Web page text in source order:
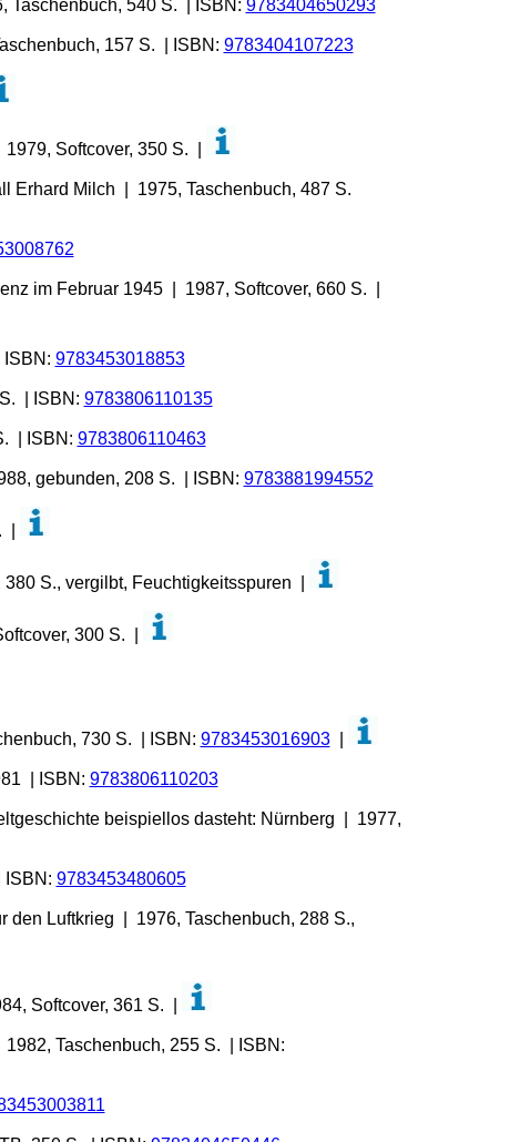
Taschenbuch, 540 S. | ISBN: 9783404650293
157 S. | ISBN: 9783404107223
Softcover, 350 S. |
Erhard Milch | 1975, Taschenbuch, 487 S.
im Februar 1945 | 1987, Softcover, 660 S. |
9783453018853
| ISBN: 9783806110135
| ISBN: 9783806110463
gebunden, 208 S. | ISBN: 9783881994552
|
S., vergilbt, Feuchtigkeitsspuren |
300 S. |
730 S. | ISBN: 9783453016903|
| ISBN: 9783806110203
beispiellos dasteht: Nürnberg | 1977,
ISBN: 9783453480605
den Luftkrieg | 1976, Taschenbuch, 288 S.,
Softcover, 361 S. |
Taschenbuch, 255 S. | ISBN: